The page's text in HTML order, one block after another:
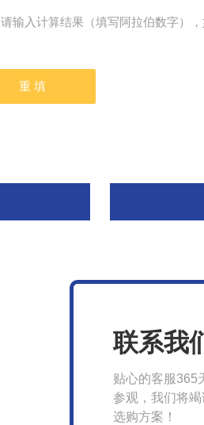
请输入计算结果（填写阿拉伯数字）
联系我
贴心的客服365
参观，我们将
选购方案！